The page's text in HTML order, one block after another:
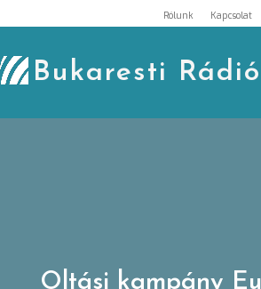
to
content
Rólunk Kapcsolat
Bukaresti Rádió
Oltási kampány